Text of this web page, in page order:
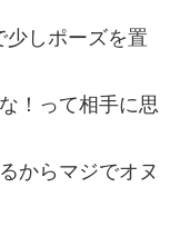
少しポーズを置
！って相手に思
からマジでオヌ